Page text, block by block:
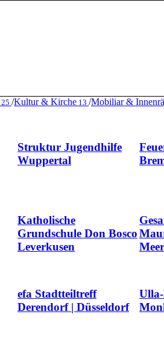
25 /Kultur & Kirche 13 /Mobiliar &
Struktur Jugendhilfe
Wuppertal
Katholische
Grundschule Don Bosco
Leverkusen
efa Stadtteiltreff
Derendorf | Düsseldorf